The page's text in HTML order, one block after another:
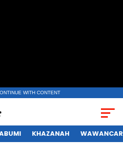
WITH CONTENT
KHAZANAH